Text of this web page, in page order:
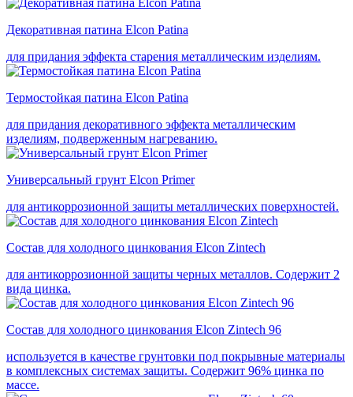
Декоративная патина Elcon Patina
для придания эффекта старения металлическим изделиям.
Термостойкая патина Elcon Patina
для придания декоративного эффекта металлическим
изделиям, подверженным нагреванию.
Универсальный грунт Elcon Primer
для антикоррозионной защиты металлических поверхностей.
Состав для холодного цинкования Elcon Zintech
для антикоррозионной защиты черных металлов. Содержит 2
вида цинка.
Состав для холодного цинкования Elcon Zintech 96
используется в качестве грунтовки под покрывные материалы
в комплексных системах защиты. Cодержит 96% цинка по
массе.